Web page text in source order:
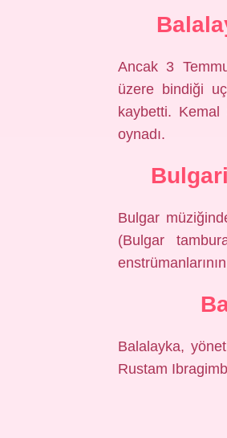
Ancak 3
üzere bindiği
kaybetti. Kemal
oynadı.
Bulgar
(Bulgar
Balalayka,
Rustam